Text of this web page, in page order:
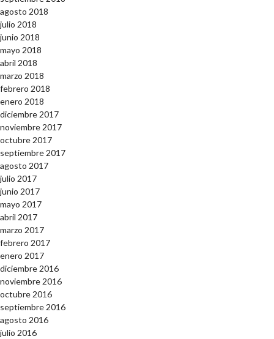
agosto 2018
julio 2018
junio 2018
mayo 2018
abril 2018
marzo 2018
febrero 2018
enero 2018
diciembre 2017
noviembre 2017
octubre 2017
septiembre 2017
agosto 2017
julio 2017
junio 2017
mayo 2017
abril 2017
marzo 2017
febrero 2017
enero 2017
diciembre 2016
noviembre 2016
octubre 2016
septiembre 2016
agosto 2016
julio 2016